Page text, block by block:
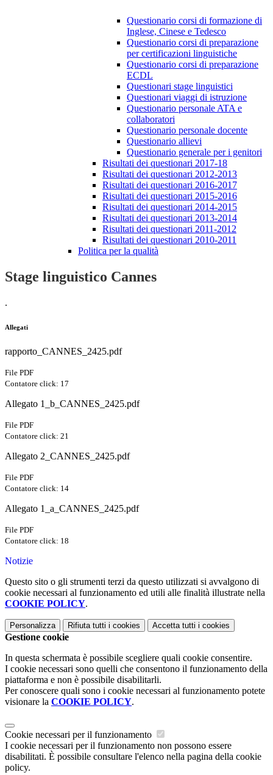
Questionario corsi di formazione di
Inglese, Cinese e Tedesco
Questionario corsi di preparazione
per certificazioni linguistiche
Questionario corsi di preparazione
ECDL
Questionari stage linguistici
Questionari viaggi di istruzione
Questionario personale ATA e
collaboratori
Questionario personale docente
Questionario allievi
Questionario generale per i genitori
Risultati dei questionari 2017-18
Risultati dei questionari 2012-2013
Risultati dei questionari 2016-2017
Risultati dei questionari 2015-2016
Risultati dei questionari 2014-2015
Risultati dei questionari 2013-2014
Risultati dei questionari 2011-2012
Risultati dei questionari 2010-2011
Politica per la qualità
Stage linguistico Cannes
.
Allegati
rapporto_CANNES_2425.pdf
File PDF
Contatore click: 17
Allegato 1_b_CANNES_2425.pdf
File PDF
Contatore click: 21
Allegato 2_CANNES_2425.pdf
File PDF
Contatore click: 14
Allegato 1_a_CANNES_2425.pdf
File PDF
Contatore click: 18
Notizie
Questo sito o gli strumenti terzi da questo utilizzati si avvalgono di
cookie necessari al funzionamento ed utili alle finalità illustrate nella
COOKIE POLICY.
Personalizza Rifiuta tutti i cookies Accetta tutti i cookies
Gestione cookie
In questa schermata è possibile scegliere quali cookie consentire.
I cookie necessari sono quelli che consentono il funzionamento della
piattaforma e non è possibile disabilitarli.
Per conoscere quali sono i cookie necessari al funzionamento potete
visionare la COOKIE POLICY.
Cookie necessari per il funzionamento
I cookie necessari per il funzionamento non possono essere
disabilitati. È possibile consultare l'elenco nella pagina della cookie
policy.